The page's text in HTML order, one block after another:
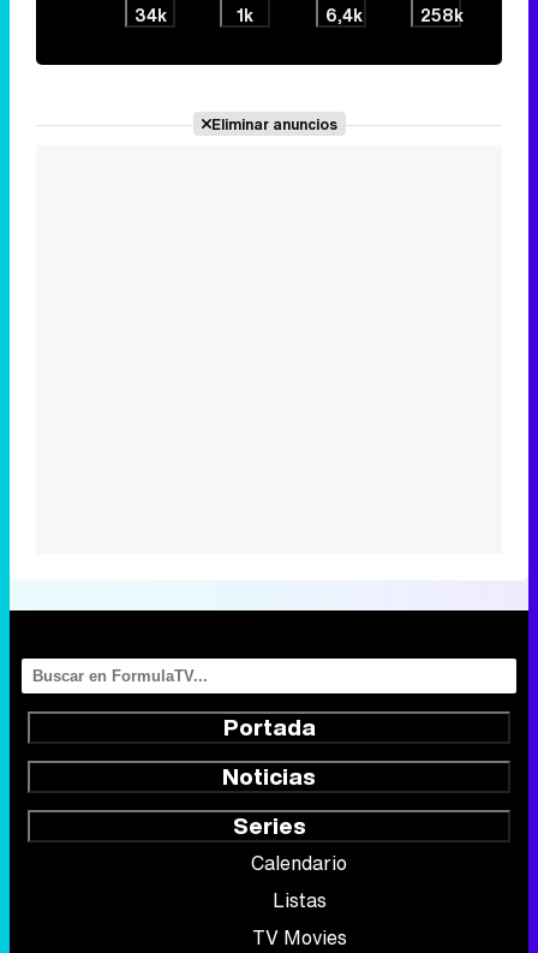
34k 1k 6,4k 258k
Eliminar anuncios
Portada
Noticias
Series
Calendario
Listas
TV Movies